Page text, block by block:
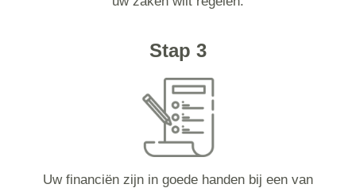
Stap 3
Uw financiën zijn in goede handen bij een van